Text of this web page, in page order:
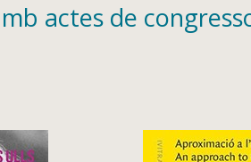
actes de